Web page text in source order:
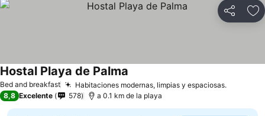
Compartir
Bed and breakfast Habitaciones modernas, limpias y espaciosas.
Hostal Playa de Palma
8,8 Excelente 578 a 0.1 km de la playa